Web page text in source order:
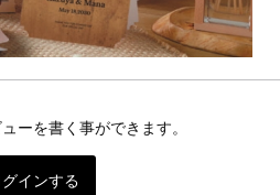
ーを書く事ができます。
グインする